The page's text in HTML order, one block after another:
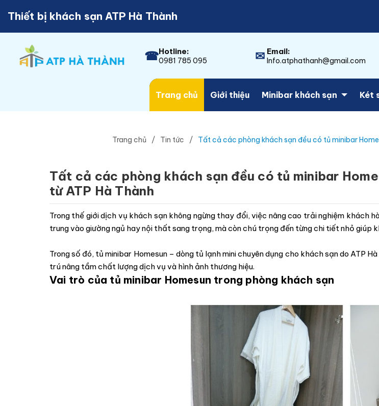
Thiết bị khách sạn ATP Hà Thành
☎Hotline:
0981 785 095 ✉ Email:
Info.atphathanh@gmail.com
Trang chủ Giới thiệu Minibar khách sạn Két
Trang chủ Tin tức Tất cả các phòng khách sạn đều có tủ minibar
Tất cả các phòng khách sạn đều có tủ minibar
từ ATP Hà Thành
Trong thế giới dịch vụ khách sạn không ngừng thay đổi, việc nâng cao trải nghiệm khách
trung vào giường ngủ hay nội thất sang trọng, mà còn chú trọng đến từng chi tiết nhỏ giúp
Trong số đó, tủ minibar Homesun – dòng tủ lạnh mini chuyên dụng cho khách sạn do ATP
trú nâng tầm chất lượng dịch vụ và hình ảnh thương hiệu.
Vai trò của tủ minibar Homesun trong phòng khách sạn